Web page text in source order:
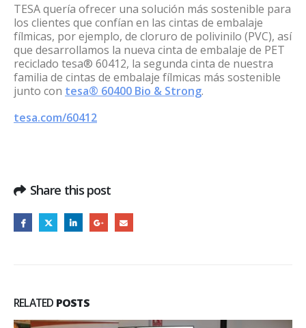
TESA quería ofrecer una solución más sostenible para
los clientes que confían en las cintas de embalaje
fílmicas, por ejemplo, de cloruro de polivinilo (PVC), así
que desarrollamos la nueva cinta de embalaje de PET
reciclado tesa® 60412, la segunda cinta de nuestra
familia de cintas de embalaje fílmicas más sostenible
junto con tesa® 60400 Bio & Strong.
tesa.com/60412
Share this post
RELATED POSTS